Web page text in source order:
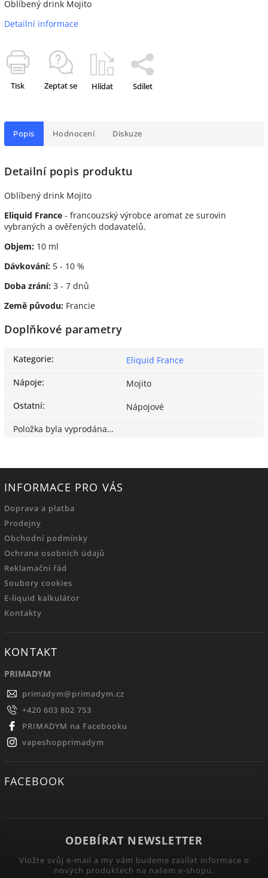
Oblíbený drink Mojito
Detailní informace
Tisk Zeptat se Hlídat Sdílet
Popis Hodnocení Diskuze
Detailní popis produktu
Oblíbený drink Mojito
Eliquid France - francouzský výrobce aromat ze surovin
vybraných a ověřených dodavatelů.
Objem: 10 ml
Dávkování: 5 - 10 %
Doba zrání: 3 - 7 dnů
Země původu: Francie
Doplňkové parametry
Kategorie:
Eliquid France
Nápoje:
Mojito
Ostatní:
Nápojové
Položka byla vyprodána…
INFORMACE PRO VÁS
Doprava a platba
Prodejny
Obchodní podmínky
Ochrana osobních údajů
Reklamační řád
Soubory cookies
E-liquid kalkulátor
Kontakty
KONTAKT
PRIMADYM
primadym@primadym.cz
+420 603 802 753
PRIMADYM na Facebooku
vapeshopprimadym
FACEBOOK
ODEBÍRAT NEWSLETTER
Vložte svůj e-mail a my vám budeme zasílat informace o
nových produktech na našem e-shopu.